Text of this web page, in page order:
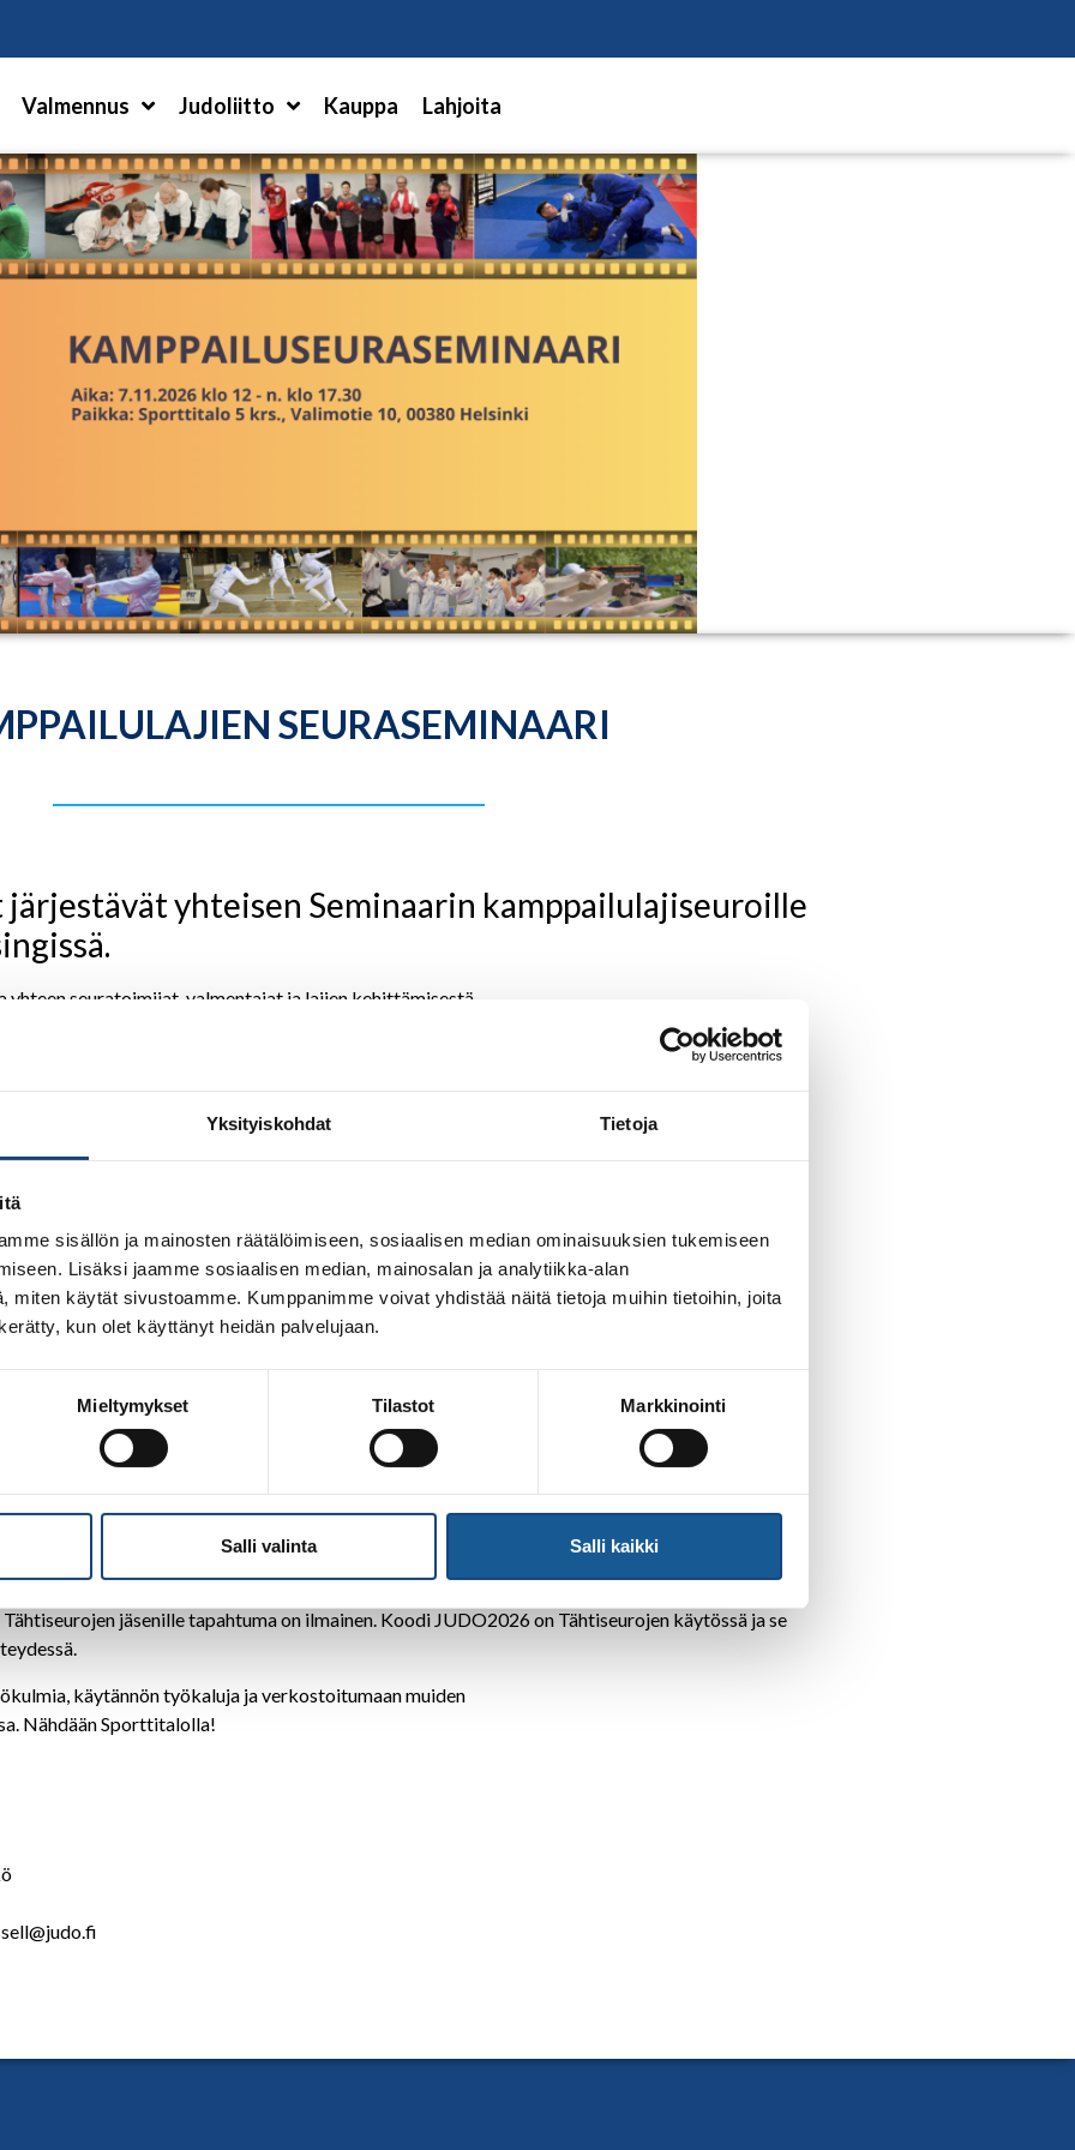
Yksityiskohdat Tietoja
sisällön ja mainosten räätälöimiseen, sosiaalisen median ominaisuuksien tukemiseen
Lisäksi jaamme sosiaalisen median, mainosalan ja analytiikka-alan
miten käytät sivustoamme. Kumppanimme voivat yhdistää näitä tietoja muihin tietoihin, joita
kun olet käyttänyt heidän palvelujaan.
Mieltymykset Tilastot Markkinointi
Salli valinta Salli kaikki
Valmennus Judoliitto Kauppa Lahjoita
SEURASEMINAARI
yhteisen Seminaarin kamppailulajiseuroille
yhteen seuratoimijat, valmentajat ja lajien kehittämisestä
teemoista sekä jakamaan kokemuksia yli lajirajojen.
seuratoimijat
Mistä seurat ja urheilijat voivat hakea taloudellista tukea?
päivän kamppailulajeissa?
mielen hyvinvoinnin tukeminen – Mieli ry
mahdollisuudet taloudelliseen tukeen
jäsenille tapahtuma on ilmainen. Koodi JUDO2026 on Tähtiseurojen käytössä ja se
käytännön työkaluja ja verkostoitumaan muiden
Nähdään Sporttitalolla!